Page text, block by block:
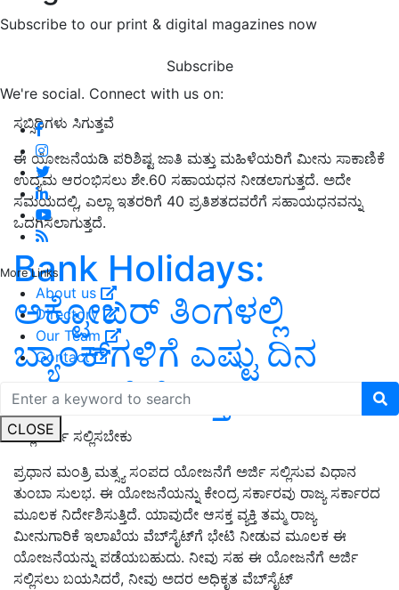
Subscribe to our print & digital magazines now
Subscribe
We're social. Connect with us on:
More Links
About us
Directory
Our Team
Contact
CLOSE
ಸಬ್ಸಿಡಿಗಳು ಸಿಗುತ್ತವೆ
ಈ ಯೋಜನೆಯಡಿ ಪರಿಶಿಷ್ಟ ಜಾತಿ ಮತ್ತು ಮಹಿಳೆಯರಿಗೆ ಮೀನು ಸಾಕಾಣಿಕೆ
ಉದ್ಯಮ ಆರಂಭಿಸಲು ಶೇ.60 ಸಹಾಯಧನ ನೀಡಲಾಗುತ್ತದೆ. ಅದೇ
ಸಮಯದಲ್ಲಿ, ಎಲ್ಲಾ ಇತರರಿಗೆ 40 ಪ್ರತಿಶತದವರೆಗೆ ಸಹಾಯಧನವನ್ನು
ಒದಗಿಸಲಾಗುತ್ತದೆ.
Bank Holidays:
ಅಕ್ಟೋಬರ್‌ ತಿಂಗಳಲ್ಲಿ
ಬ್ಯಾಂಕ್‌ಗಳಿಗೆ ಎಷ್ಟು ದಿನ
ರಜೆಗಳಿವೆ ಗೊತ್ತಾ..?
ಎಲ್ಲಿ ಅರ್ಜಿ ಸಲ್ಲಿಸಬೇಕು
ಪ್ರಧಾನ ಮಂತ್ರಿ ಮತ್ಸ್ಯ ಸಂಪದ ಯೋಜನೆಗೆ ಅರ್ಜಿ ಸಲ್ಲಿಸುವ ವಿಧಾನ
ತುಂಬಾ ಸುಲಭ. ಈ ಯೋಜನೆಯನ್ನು ಕೇಂದ್ರ ಸರ್ಕಾರವು ರಾಜ್ಯ ಸರ್ಕಾರದ
ಮೂಲಕ ನಿರ್ದೇಶಿಸುತ್ತಿದೆ. ಯಾವುದೇ ಆಸಕ್ತ ವ್ಯಕ್ತಿ ತಮ್ಮ ರಾಜ್ಯ
ಮೀನುಗಾರಿಕೆ ಇಲಾಖೆಯ ವೆಬ್‌ಸೈಟ್‌ಗೆ ಭೇಟಿ ನೀಡುವ ಮೂಲಕ ಈ
ಯೋಜನೆಯನ್ನು ಪಡೆಯಬಹುದು. ನೀವು ಸಹ ಈ ಯೋಜನೆಗೆ ಅರ್ಜಿ
ಸಲ್ಲಿಸಲು ಬಯಸಿದರೆ, ನೀವು ಅದರ ಅಧಿಕೃತ ವೆಬ್‌ಸೈಟ್